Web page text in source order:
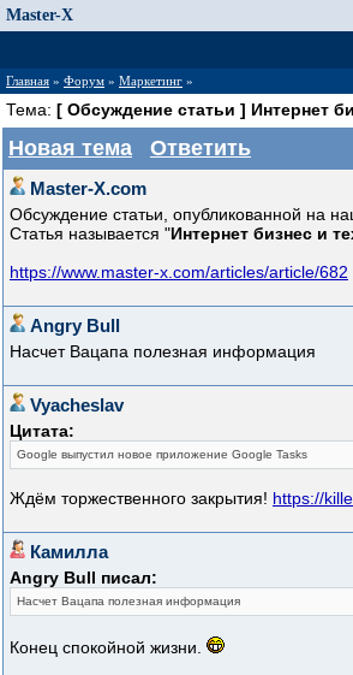
Master-X
Главная » Форум » Маркетинг »
Тема: [ Обсуждение статьи ] Интернет
Новая тема Ответить
Master-X.com
Обсуждение статьи, опубликованной на
Статья называется "Интернет бизнес и
https://www.master-x.com/articles/article/682
Angry Bull
Насчет Вацапа полезная информация
Vyacheslav
Цитата:
Google выпустил новое приложение Google Tasks
Ждём торжественного закрытия! https://
Камилла
Angry Bull писал:
Насчет Вацапа полезная информация
Конец спокойной жизни.